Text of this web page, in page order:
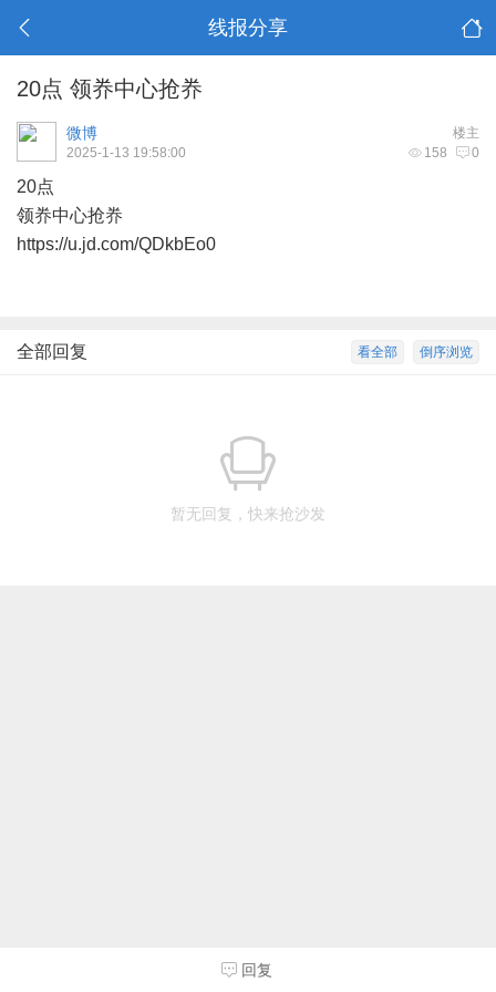
线报分享
20点 领奍中心抢奍
楼主
微博
158 0
2025-1-13 19:58:00
20点
领奍中心抢奍
https://u.jd.com/QDkbEo0
倒序浏览
看全部
全部回复
暂无回复，快来抢沙发
回复